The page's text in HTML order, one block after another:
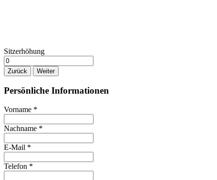
Sitzerhöhung
Zurück Weiter
Persönliche Informationen
Vorname *
Nachname *
E-Mail *
Telefon *